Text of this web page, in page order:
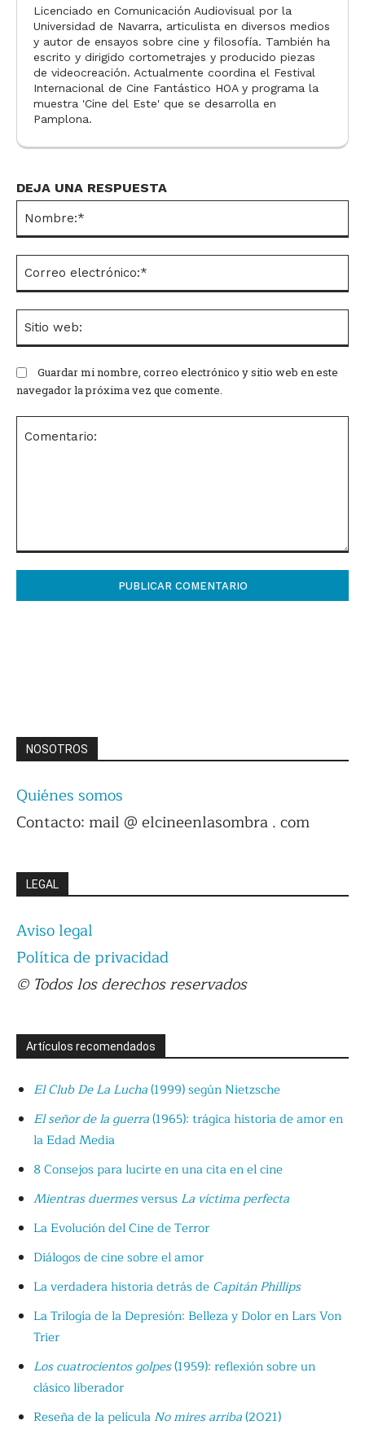
Licenciado en Comunicación Audiovisual por la
Universidad de Navarra, articulista en diversos medios
y autor de ensayos sobre cine y filosofía. También ha
escrito y dirigido cortometrajes y producido piezas
de videocreación. Actualmente coordina el Festival
Internacional de Cine Fantástico HOA y programa la
muestra 'Cine del Este' que se desarrolla en
Pamplona.
DEJA UNA RESPUESTA
Comentario:
Guardar mi nombre, correo electrónico y sitio web en este
navegador la próxima vez que comente.
NOSOTROS
Quiénes somos
Contacto: mail @ elcineenlasombra . com
LEGAL
Aviso legal
Política de privacidad
© Todos los derechos reservados
Artículos recomendados
El Club De La Lucha(1999) según Nietzsche
El señor de la guerra(1965): trágica historia de amor en
la Edad Media
8 Consejos para lucirte en una cita en el cine
Mientras duermesversus La víctima perfecta
La Evolución del Cine de Terror
Diálogos de cine sobre el amor
La verdadera historia detrás de Capitán Phillips
La Trilogía de la Depresión: Belleza y Dolor en Lars Von
Trier
Los cuatrocientos golpes(1959): reflexión sobre un
clásico liberador
Reseña de la película No mires arriba(2021)